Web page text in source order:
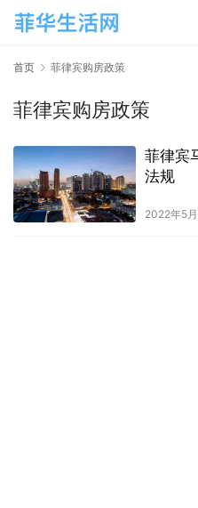
首页 菲律宾购房政策
菲律宾购房政策
菲律宾
法规
2022年5